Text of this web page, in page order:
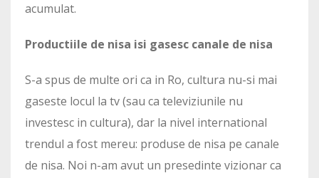
acumulat.
Productiile de nisa isi gasesc canale de nisa
S-a spus de multe ori ca in Ro, cultura nu-si mai
gaseste locul la tv (sau ca televiziunile nu
investesc in cultura), dar la nivel international
trendul a fost mereu: produse de nisa pe canale
de nisa. Noi n-am avut un presedinte vizionar ca